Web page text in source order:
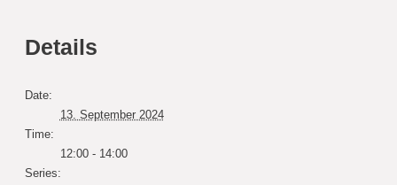
Details
Date:
13. September 2024
Time:
12:00 - 14:00
Series: